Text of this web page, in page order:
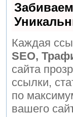
Каждая
SEO,
сайта
ссылки,
по
вашего